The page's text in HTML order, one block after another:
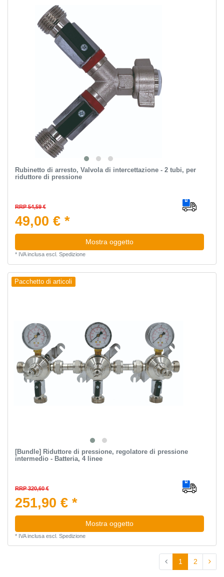
Rubinetto di arresto, Valvola di intercettazione - 2 tubi, per
riduttore di pressione
RRP 54,59 €
49,00 € *
Mostra oggetto
* IVA inclusaescl. Spedizione
Pacchetto di articoli
[Bundle] Riduttore di pressione, regolatore di pressione
intermedio - Batteria, 4 linee
RRP 320,60 €
251,90 € *
Mostra oggetto
* IVA inclusaescl. Spedizione
1 2